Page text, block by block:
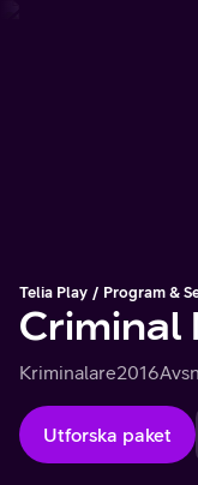
Telia Play Program &
Criminal
Kriminalare2016
Utforska paket